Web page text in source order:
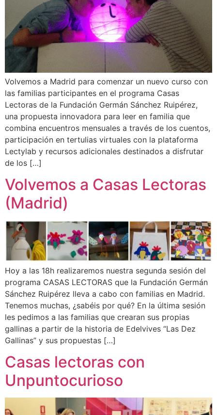
Volvemos a Madrid para comenzar un nuevo curso con
las familias participantes en el programa Casas
Lectoras de la Fundación Germán Sánchez Ruipérez,
una propuesta innovadora para leer en familia que
combina encuentros mensuales a través de los cuentos,
participación en tertulias virtuales con la plataforma
Lectylab y recursos adicionales destinados a disfrutar
de los […]
Volvemos a Casas Lectoras
(Madrid)
Hoy a las 18h realizaremos nuestra segunda sesión del
programa CASAS LECTORAS que la Fundación Germán
Sánchez Ruipérez lleva a cabo con familias en Madrid.
Tenemos muchas, ¿sabéis por qué? En la última sesión
les pedimos a las familias que crearan sus propias
gallinas a partir de la historia de Edelvives “Las Dez
Gallinas” y sus propuestas […]
Casas lectoras con
Unpuntocurioso